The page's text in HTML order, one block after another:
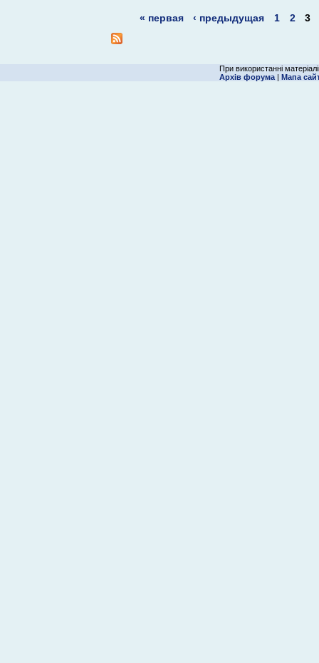
« первая ‹ предыдущая 1 2 3
При використанні
Архів форума| Мапа